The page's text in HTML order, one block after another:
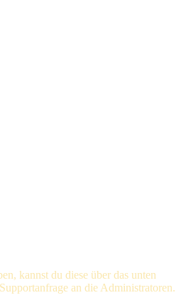
kannst du diese über das unten
an die Administratoren.